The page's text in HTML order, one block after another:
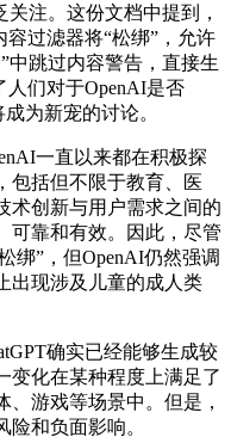
注。这份文档中提到，
容过滤器将“松绑”，允许
中跳过内容警告，直接生
人们对于OpenAI是否
为新宠的讨论。
一直以来都在积极探
包括但不限于教育、医
术创新与用户需求之间的
可靠和有效。因此，尽管
绑”，但OpenAI仍然强调
出现涉及儿童的成人类
确实已经能够生成较
变化在某种程度上满足了
游戏等场景中。但是，
和负面影响。